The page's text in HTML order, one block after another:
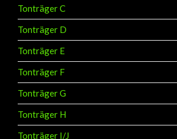
Tonträger C
Tonträger D
Tonträger E
Tonträger F
Tonträger G
Tonträger H
Tonträger I/J